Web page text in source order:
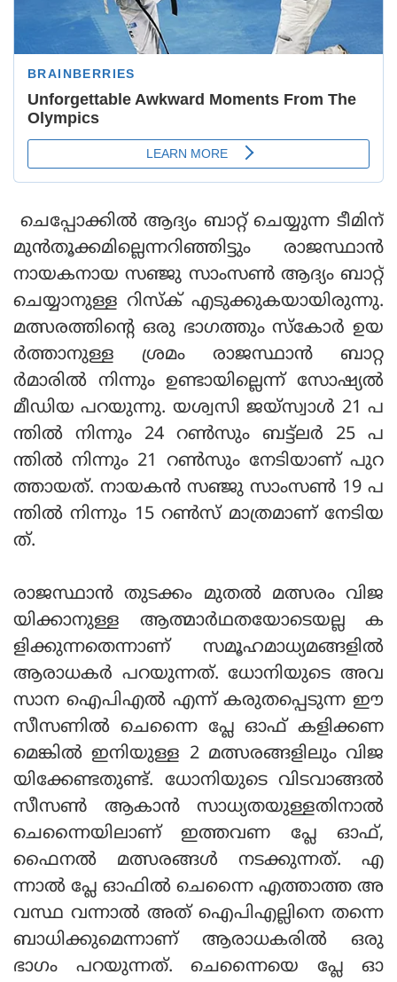
ചെപ്പോക്കില്‍ ആദ്യം ബാറ്റ് ചെയ്യുന്ന ടീമിന്
മുന്‍തൂക്കമില്ലെന്നറിഞ്ഞിട്ടും രാജസ്ഥാന്‍
നായകനായ സഞ്ജു സാംസണ്‍ ആദ്യം ബാറ്റ്
ചെയ്യാനുള്ള റിസ്‌ക് എടുക്കുകയായിരുന്നു.
മത്സരത്തിന്റെ ഒരു ഭാഗത്തും സ്‌കോര്‍ ഉയ
ര്‍ത്താനുള്ള ശ്രമം രാജസ്ഥാന്‍ ബാറ്റ
ര്‍മാരില്‍ നിന്നും ഉണ്ടായില്ലെന്ന് സോഷ്യല്‍
മീഡിയ പറയുന്നു. യശ്വസി ജയ്‌സ്വാള്‍ 21 പ
ന്തില്‍ നിന്നും 24 റണ്‍സും ബട്ട്ലര്‍ 25 പ
ന്തില്‍ നിന്നും 21 റണ്‍സും നേടിയാണ് പുറ
ത്തായത്. നായകന്‍ സഞ്ജു സാംസണ്‍ 19 പ
ന്തില്‍ നിന്നും 15 റണ്‍സ് മാത്രമാണ് നേടിയ
ത്.
രാജസ്ഥാന്‍ തുടക്കം മുതല്‍ മത്സരം വിജ
യിക്കാനുള്ള ആത്മാര്‍ഥതയോടെയല്ല ക
ളിക്കുന്നതെന്നാണ് സമൂഹമാധ്യമങ്ങളില്‍
ആരാധകര്‍ പറയുന്നത്. ധോനിയുടെ അവ
സാന ഐപിഎല്‍ എന്ന് കരുതപ്പെടുന്ന ഈ
സീസണില്‍ ചെന്നൈ പ്ലേ ഓഫ് കളിക്കണ
മെങ്കില്‍ ഇനിയുള്ള 2 മത്സരങ്ങളിലും വിജ
യിക്കേണ്ടതുണ്ട്. ധോനിയുടെ വിടവാങ്ങല്‍
സീസണ്‍ ആകാന്‍ സാധ്യതയുള്ളതിനാല്‍
ചെന്നൈയിലാണ് ഇത്തവണ പ്ലേ ഓഫ്,
ഫൈനല്‍ മത്സരങ്ങള്‍ നടക്കുന്നത്. എ
ന്നാല്‍ പ്ലേ ഓഫില്‍ ചെന്നൈ എത്താത്ത അ
വസ്ഥ വന്നാല്‍ അത് ഐപിഎല്ലിനെ തന്നെ
ബാധിക്കുമെന്നാണ് ആരാധകരില്‍ ഒരു
ഭാഗം പറയുന്നത്. ചെന്നൈയെ പ്ലേ ഓ